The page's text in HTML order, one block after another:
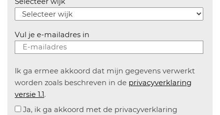
Vul je e-mailadres in
Ik ga ermee akkoord dat mijn gegevens verwerkt
worden zoals beschreven in de privacyverklaring
versie 1.1.
Ja, ik ga akkoord met de privacyverklaring